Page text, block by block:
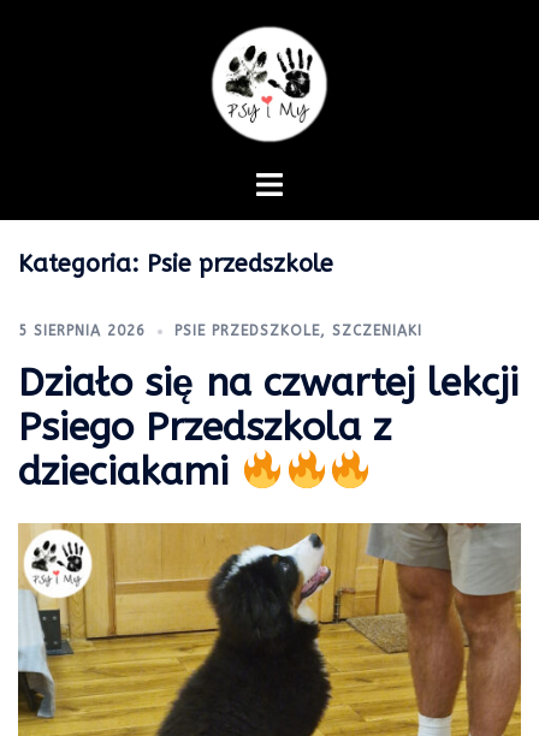
Kategoria: Psie przedszkole
5 SIERPNIA 2026 PSIE PRZEDSZKOLE, SZCZENIAKI
Działo się na czwartej lekcji
Psiego Przedszkola z
dzieciakami